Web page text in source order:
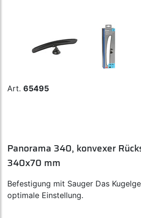
Art. 65495
Panorama 340, konvexer
340x70 mm
Befestigung mit Sauger Das
optimale Einstellung.